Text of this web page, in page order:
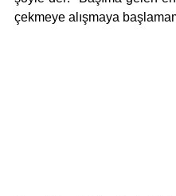
çekmeye alışmaya